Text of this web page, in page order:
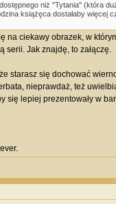
niż "Tytania" (która
książęca dostałaby więcej
na ciekawy obrazek, w
serii. Jak znajdę, to załączę.
starasz się dochować
nieprawdaż, też
się lepiej prezentowały w